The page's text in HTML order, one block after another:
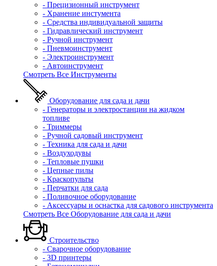
- Прецизионный инструмент
- Хранение инстумента
- Средства индивидуальной защиты
- Гидравлический инструмент
- Ручной инструмент
- Пневмоинструмент
- Электроинструмент
- Автоинструмент
Смотреть Все Инструменты
Оборудование для сада и дачи
- Генераторы и электростанции на жидком
топливе
- Триммеры
- Ручной садовый инструмент
- Техника для сада и дачи
- Воздуходувы
- Тепловые пушки
- Цепные пилы
- Краскопульты
- Перчатки для сада
- Поливочное оборудование
- Аксессуары и оснастка для садового инструмента
Смотреть Все Оборудование для сада и дачи
Строительство
- Сварочное оборудование
- 3D принтеры